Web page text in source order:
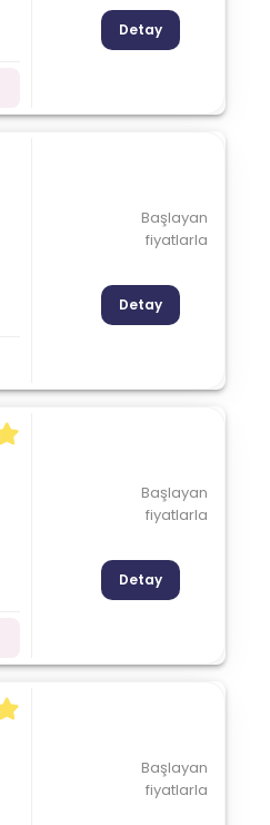
Detay
Başlayan
fiyatlarla
Detay
Başlayan
fiyatlarla
Detay
Başlayan
fiyatlarla